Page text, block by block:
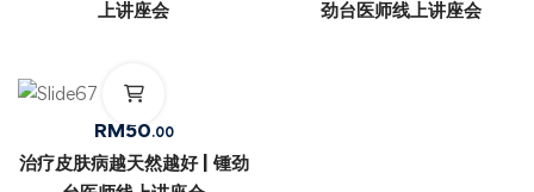
上讲座会
劲台医师线上讲座会
RM50.00
治疗皮肤病越天然越好 | 锺劲